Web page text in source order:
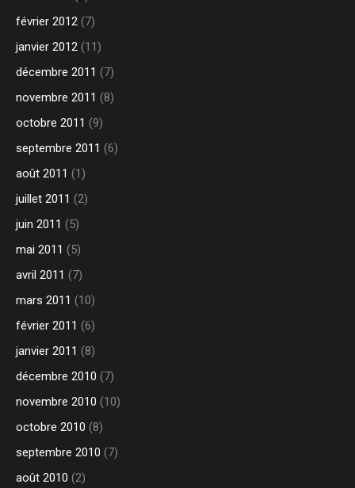
février 2012 (7)
janvier 2012 (11)
décembre 2011 (7)
novembre 2011 (8)
octobre 2011 (9)
septembre 2011 (6)
août 2011 (1)
juillet 2011 (2)
juin 2011 (5)
mai 2011 (5)
avril 2011 (7)
mars 2011 (10)
février 2011 (6)
janvier 2011 (8)
décembre 2010 (7)
novembre 2010 (10)
octobre 2010 (8)
septembre 2010 (7)
août 2010 (2)